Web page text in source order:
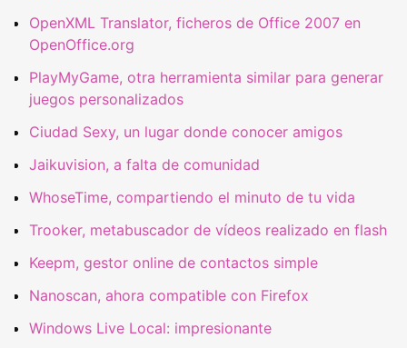
OpenXML Translator, ficheros de Office 2007 en
OpenOffice.org
PlayMyGame, otra herramienta similar para generar
juegos personalizados
Ciudad Sexy, un lugar donde conocer amigos
Jaikuvision, a falta de comunidad
WhoseTime, compartiendo el minuto de tu vida
Trooker, metabuscador de vídeos realizado en flash
Keepm, gestor online de contactos simple
Nanoscan, ahora compatible con Firefox
Windows Live Local: impresionante